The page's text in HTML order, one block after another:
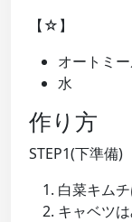
【☆】
オートミ
水
作り方
STEP1(下準備)
白菜キム
キャベツ